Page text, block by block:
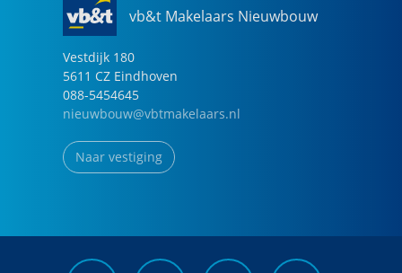
vb&t Makelaars Nieuwbouw
Vestdijk 180
5611 CZ Eindhoven
088-5454645
nieuwbouw@vbtmakelaars.nl
Naar vestiging